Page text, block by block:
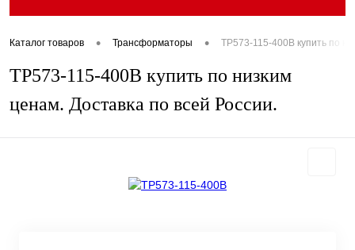
Каталог товаров • Трансформаторы • ТР573-115-400В купить по
ТР573-115-400В купить по низким
ценам. Доставка по всей России.